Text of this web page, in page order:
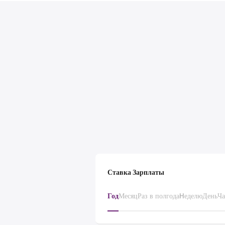
Ставка Зарплаты
ГодМесяцРаз в полгодаHеделюДень